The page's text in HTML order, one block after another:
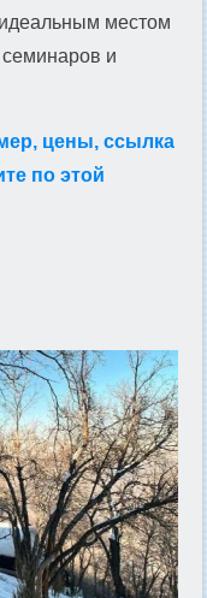
местом
семинаров и
цены, ссылка
по этой